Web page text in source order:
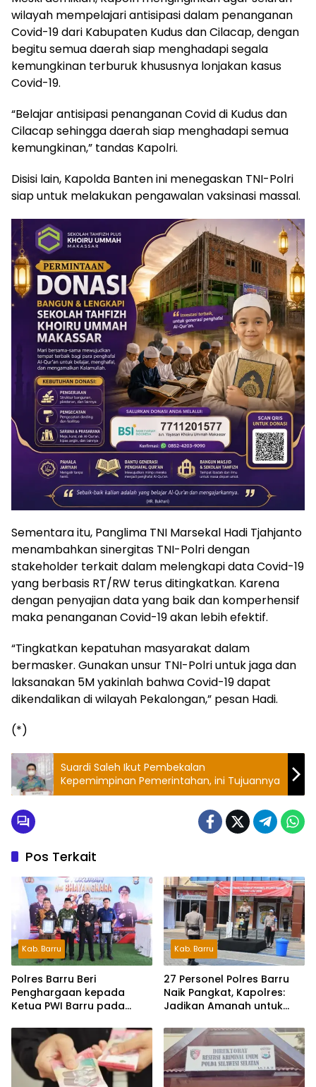
wilayah mempelajari antisipasi dalam penanganan
Covid-19 dari Kabupaten Kudus dan Cilacap, dengan
begitu semua daerah siap menghadapi segala
kemungkinan terburuk khususnya lonjakan kasus
Covid-19.
“Belajar antisipasi penanganan Covid di Kudus dan
Cilacap sehingga daerah siap menghadapi semua
kemungkinan,” tandas Kapolri.
Disisi lain, Kapolda Banten ini menegaskan TNI-Polri
siap untuk melakukan pengawalan vaksinasi massal.
Sementara itu, Panglima TNI Marsekal Hadi Tjahjanto
menambahkan sinergitas TNI-Polri dengan
stakeholder terkait dalam melengkapi data Covid-19
yang berbasis RT/RW terus ditingkatkan. Karena
dengan penyajian data yang baik dan komperhensif
maka penanganan Covid-19 akan lebih efektif.
“Tingkatkan kepatuhan masyarakat dalam
bermasker. Gunakan unsur TNI-Polri untuk jaga dan
laksanakan 5M yakinlah bahwa Covid-19 dapat
dikendalikan di wilayah Pekalongan,” pesan Hadi.
(*)
Suardi Saleh Ikut Pembekalan
Kepemimpinan Pemerintahan, ini Tujuannya
Pos Terkait
Kab. Barru
Polres Barru Beri
Penghargaan kepada
Ketua PWI Barru pada
Bhayangkara ke-80
Kab. Barru
27 Personel Polres Barru
Naik Pangkat, Kapolres:
Jadikan Amanah untuk